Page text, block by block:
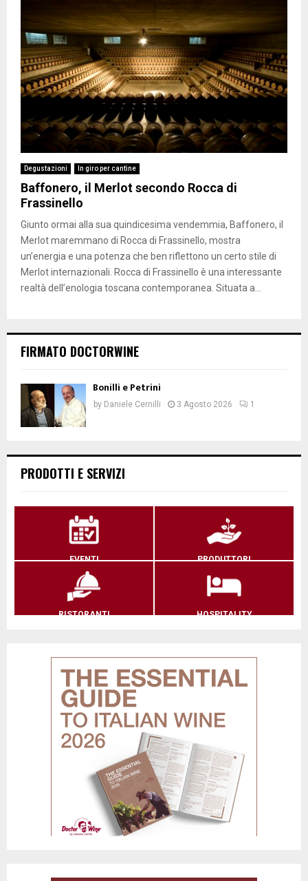
Degustazioni In giro per cantine
Baffonero, il Merlot secondo Rocca di
Frassinello
Giunto ormai alla sua quindicesima vendemmia, Baffonero, il
Merlot maremmano di Rocca di Frassinello, mostra
un’energia e una potenza che ben riflettono un certo stile di
Merlot internazionali. Rocca di Frassinello è una interessante
realtà dell’enologia toscana contemporanea. Situata a...
FIRMATO DOCTORWINE
Bonilli e Petrini
by Daniele Cernilli 3 Agosto 2026 1
PRODOTTI E SERVIZI
EVENTI PRODUTTORI
RISTORANTI HOSPITALITY